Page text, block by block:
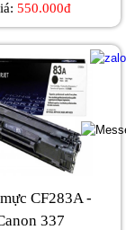
550.000đ
CF283A -
337